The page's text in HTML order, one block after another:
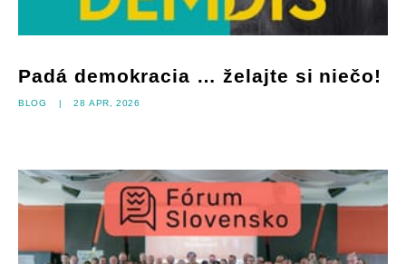
Padá demokracia … želajte si niečo!
Blog | 28 apr, 2026